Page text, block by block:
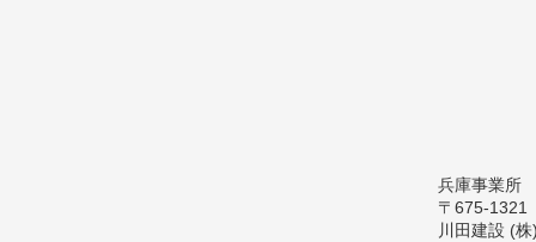
兵庫事業所
〒675-1321
川田建設 (